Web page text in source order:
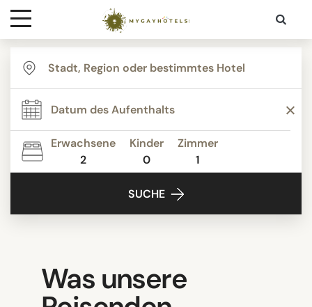
Ziele
Kontakt
MediaErwachsene
2
Kinder
0
Zimmer
1
SUCHE
Was unsere